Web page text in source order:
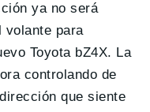
ya no será
volante para
Toyota bZ4X. La
controlando de
que siente